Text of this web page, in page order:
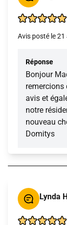
Avis posté le
Réponse
Bonjour
remercions
avis et
notre
nouveau
Domitys
Lynda